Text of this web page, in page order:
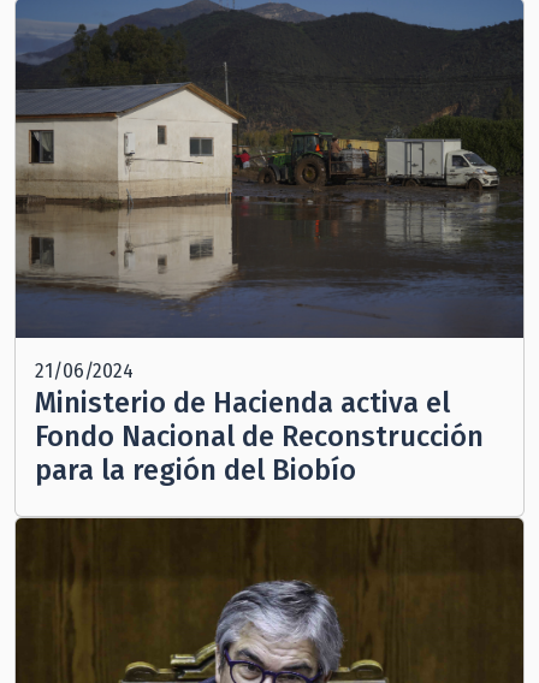
21/06/2024
Ministerio de Hacienda activa el
Fondo Nacional de Reconstrucción
para la región del Biobío